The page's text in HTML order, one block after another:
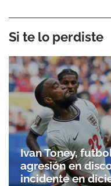
Si te lo perdiste
Ivan Toney,
agresión en
incidente en